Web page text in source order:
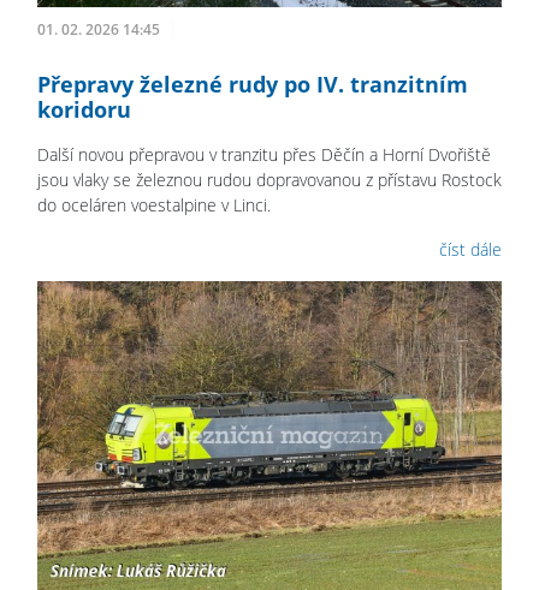
01. 02. 2026 14:45
Přepravy železné rudy po IV. tranzitním
koridoru
Další novou přepravou v tranzitu přes Děčín a Horní Dvořiště
jsou vlaky se železnou rudou dopravovanou z přístavu Rostock
do oceláren voestalpine v Linci.
číst dále